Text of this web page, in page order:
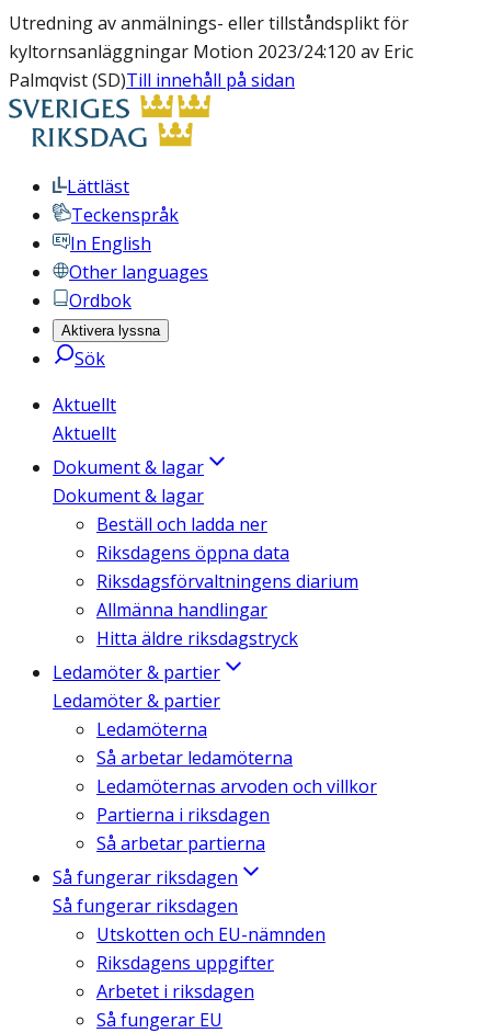
Utredning av anmälnings- eller tillståndsplikt för
kyltornsanläggningar Motion 2023/24:120 av Eric
Palmqvist (SD)Till innehåll på sidan
Lättläst
Teckenspråk
In English
Other languages
Ordbok
Aktivera lyssna
Sök
Aktuellt
Aktuellt
Dokument & lagar
Dokument & lagar
Beställ och ladda ner
Riksdagens öppna data
Riksdagsförvaltningens diarium
Allmänna handlingar
Hitta äldre riksdagstryck
Ledamöter & partier
Ledamöter & partier
Ledamöterna
Så arbetar ledamöterna
Ledamöternas arvoden och villkor
Partierna i riksdagen
Så arbetar partierna
Så fungerar riksdagen
Så fungerar riksdagen
Utskotten och EU-nämnden
Riksdagens uppgifter
Arbetet i riksdagen
Så fungerar EU